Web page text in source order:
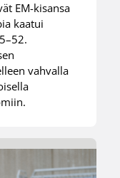
EM-kisansa
kaatui
vahvalla